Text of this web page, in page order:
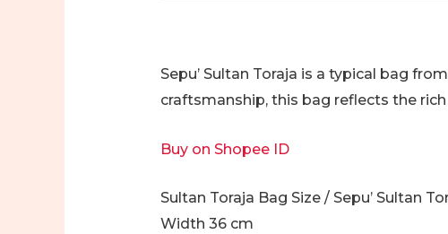
Sepu’ Sultan Toraja is a typical bag
craftsmanship, this bag reflects the
Buy on Shopee ID
Sultan Toraja Bag Size / Sepu’ Sultan
Width 36 cm